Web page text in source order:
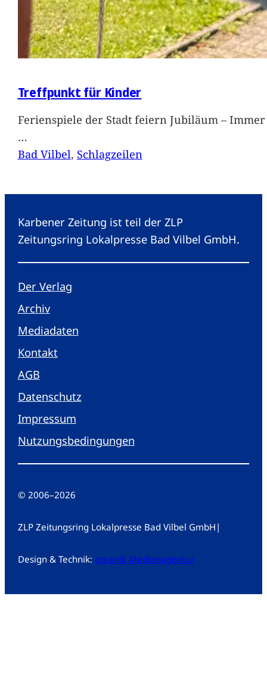
Treffpunkt für Kinder
Ferienspiele der Stadt feiern Jubiläum –
…
Bad Vilbel, Schlagzeilen
Karbener Zeitung ist teil der ZLP
Zeitungsring Lokalpresse Bad Vilbel GmbH.
Der Verlag
Archiv
Mediadaten
Kontakt
AGB
Datenschutz
Impressum
Nutzungsbedingungen
© 2006–2026
ZLP Zeitungsring Lokalpresse Bad Vilbel GmbH |
Design & Technik: creandi Medienagentur